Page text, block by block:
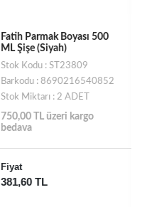
Fatih Parmak Boyası 500
ML Şişe (Siyah)
Stok Kodu : ST23809
Barkodu : 8690216540852
Stok Miktarı : 2 ADET
750,00 TL üzeri kargo
bedava
Fiyat
381,60 TL